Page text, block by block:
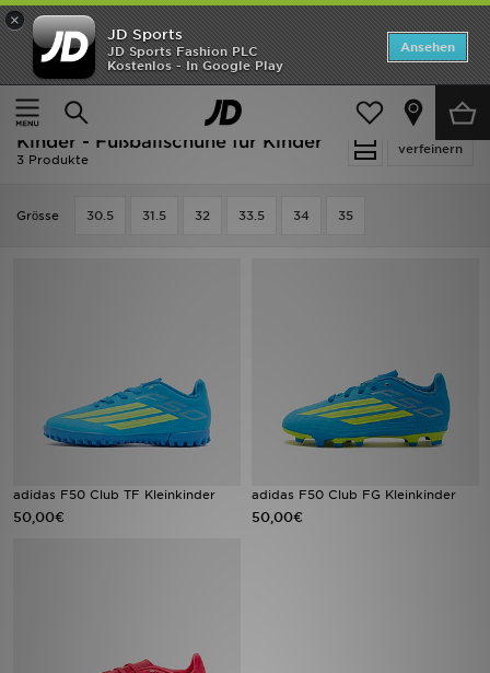
×
JD Sports
JD Sports Fashion PLC
Kostenlos - In Google Play
Ansehen
Startseite
Kinder
Kleinkinderschuhe (Gr. 28-35)
verfeinern
Kinder - Fußballschuhe für Kinder
3 Produkte
Grӧsse 30.5 31.5 32 33.5 34 35
adidas F50 Club TF Kleinkinder
50,00€
adidas F50 Club FG Kleinkinder
50,00€
Startseite
ANGEBOTE
Marken
JD Exklusives
Fußball